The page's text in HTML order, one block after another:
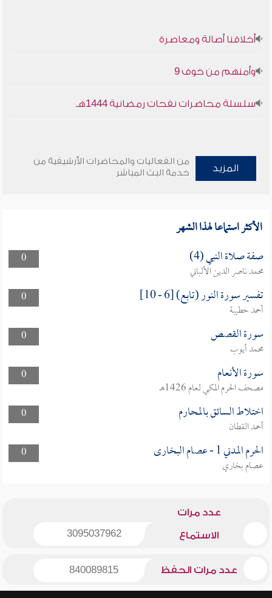
أخلاقنا أصالة ومعاصرة
وأمنهم من خوف 9
سلسلة محاضرات نفحات رمضانية 1444هـ
المزيد
من الفعاليات والمحاضرات الأرشيفية من
خدمة البث المباشر
الأكثر استماعا لهذا الشهر
0 صفة صلاة النبي (4)
محمد ناصر الدين الألباني
0
تفسير سورة النور (تابع) [6 - 10]
أحمد حطيبة
0
سورة القصص
محمد أيوب
0
سورة الأنعام
مصحف الحرم المكي لعام 1426هـ
0
اختلاط السائق بالمحارم
أحمد القطان
0
الحرم المدني 1 - عصام البخارى
عصام بخاري
عدد مرات
الاستماع 3095037962
عدد مرات الحفظ 840089815